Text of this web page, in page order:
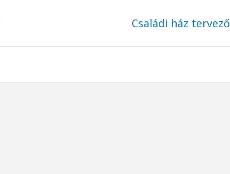
Családi ház tervező